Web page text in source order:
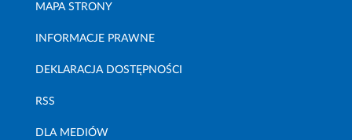
MAPA STRONY
INFORMACJE PRAWNE
DEKLARACJA DOSTĘPNOŚCI
RSS
DLA MEDIÓW